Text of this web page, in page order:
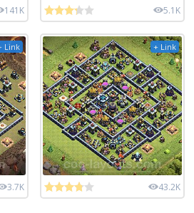
141K 5.1K
Link
3.7K
+ Link
43.2K